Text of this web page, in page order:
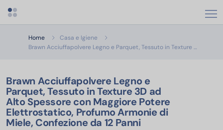
Apri menu categorie
Home
Casa e Igiene
Brawn Acciuffapolvere Legno e Parquet, Tessuto in Texture …
Brawn Acciuffapolvere Legno e
Parquet, Tessuto in Texture 3D ad
Alto Spessore con Maggiore Potere
Elettrostatico, Profumo Armonie di
Miele, Confezione da 12 Panni